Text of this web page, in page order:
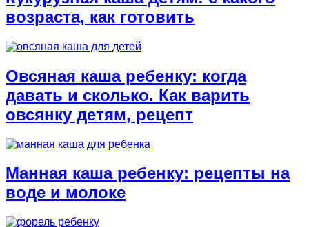
возраста, как готовить
Овсяная каша ребенку: когда
давать и сколько. Как варить
овсянку детям, рецепт
Манная каша ребенку: рецепты на
воде и молоке